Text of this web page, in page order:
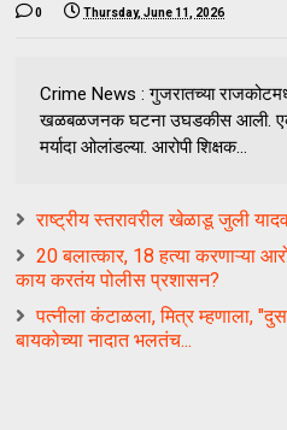
0 Thursday, June 11, 2026
Crime News : गुजरातच्या
खळबळजनक घटना उघडकीस आली. एका
मर्यादा ओलांडल्या. आरोपी शिक्षक...
राष्ट्रीय स्तरावरील खेळाडू जुली
20 बलात्कार, 18 हत्या करणाऱ्या
काय करतंय पोलीस प्रशासन?
पत्नीला कंटाळला, मित्र म्हणाला,
बायकोच्या नादात भलतंच...